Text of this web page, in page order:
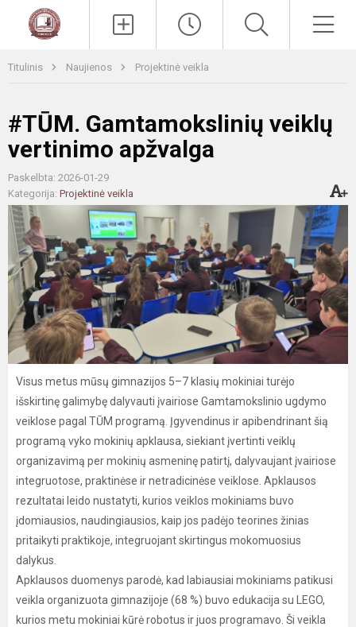
Titulinis Naujienos Projektinė veikla
#TŪM. Gamtamokslinių veiklų
vertinimo apžvalga
Paskelbta: 2026-01-29
Kategorija: Projektinė veikla
Visus metus mūsų gimnazijos 5–7 klasių mokiniai turėjo
išskirtinę galimybę dalyvauti įvairiose Gamtamokslinio ugdymo
veiklose pagal TŪM programą. Įgyvendinus ir apibendrinant šią
programą vyko mokinių apklausa, siekiant įvertinti veiklų
organizavimą per mokinių asmeninę patirtį, dalyvaujant įvairiose
integruotose, praktinėse ir netradicinėse veiklose. Apklausos
rezultatai leido nustatyti, kurios veiklos mokiniams buvo
įdomiausios, naudingiausios, kaip jos padėjo teorines žinias
pritaikyti praktikoje, integruojant skirtingus mokomuosius
dalykus.
Apklausos duomenys parodė, kad labiausiai mokiniams patikusi
veikla organizuota gimnazijoje (68 %) buvo edukacija su LEGO,
kurios metu mokiniai kūrė robotus ir juos programavo. Ši veikla